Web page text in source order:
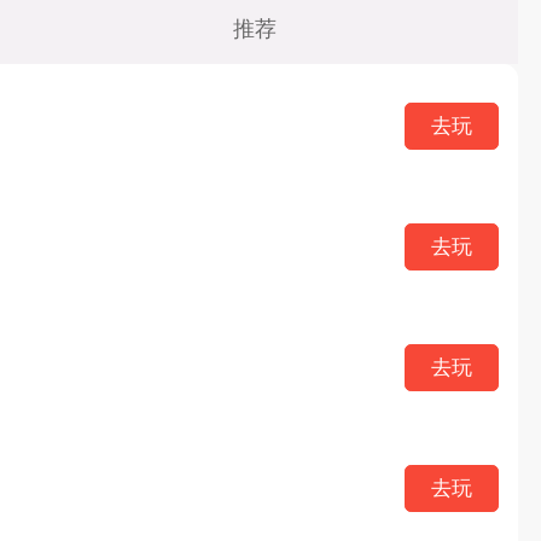
推荐
去玩
去玩
去玩
去玩